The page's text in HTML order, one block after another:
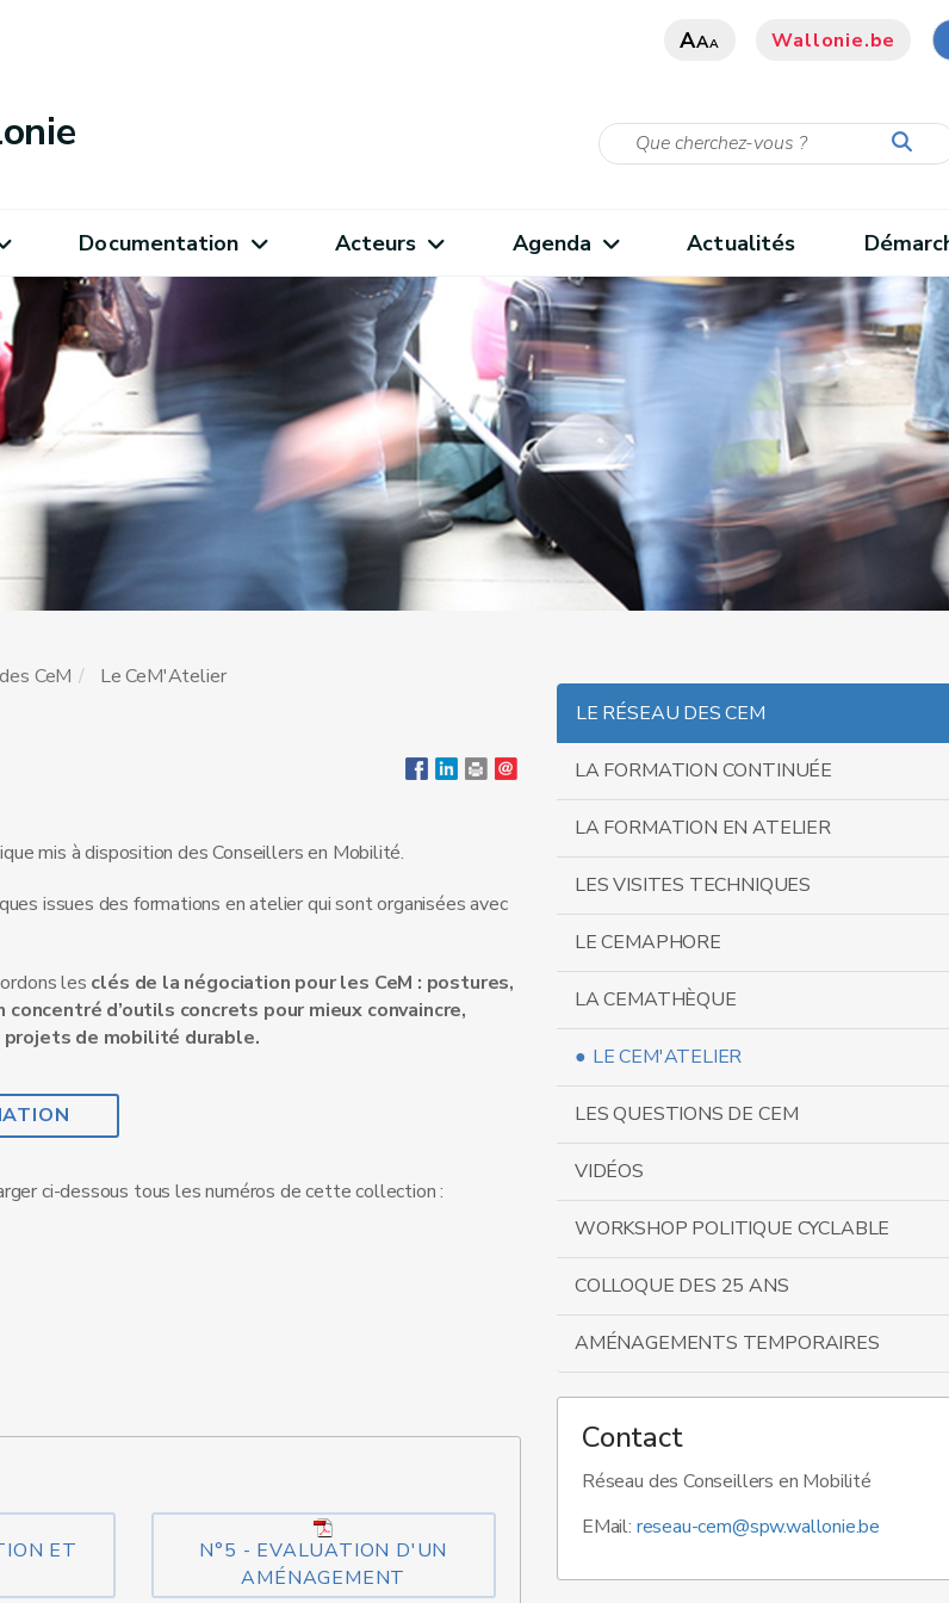
AAA Wallonie.be
Documentation Acteurs Agenda Actualités
CeM Le CeM'Atelier
mis à disposition des Conseillers en Mobilité.
issues des formations en atelier qui sont organisées avec
les clés de la négociation pour les CeM : postures,
d’outils concrets pour mieux convaincre,
de mobilité durable.
ci-dessous tous les numéros de cette collection :
ET
N°5 - EVALUATION D'UN
AMÉNAGEMENT
LE RÉSEAU DES CEM
LA FORMATION CONTINUÉE
LA FORMATION EN ATELIER
LES VISITES TECHNIQUES
LE CEMAPHORE
LA CEMATHÈQUE
LE CEM'ATELIER
LES QUESTIONS DE CEM
VIDÉOS
WORKSHOP POLITIQUE CYCLABLE
COLLOQUE DES 25 ANS
AMÉNAGEMENTS TEMPORAIRES
Contact
Réseau des Conseillers en Mobilité
EMail: reseau-cem@spw.wallonie.be